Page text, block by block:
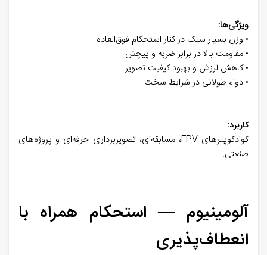
ویژگی‌ها:
• وزن بسیار سبک در کنار استحکام فوق‌العاده
• مقاومت بالا در برابر ضربه و پیچش
• کاهش لرزش و بهبود کیفیت تصویر
• دوام طولانی در شرایط سخت
کاربرد:
کوادکوپترهای FPV، مسابقه‌ای، تصویربرداری حرفه‌ای و پروژه‌های
صنعتی.
آلومینیوم — استحکام همراه با
انعطاف‌پذیری